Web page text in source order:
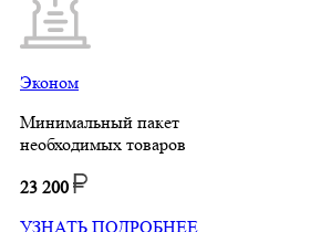
Эконом
Минимальный пакет
необходимых товаров
23 200
УЗНАТЬ ПОДРОБНЕЕ